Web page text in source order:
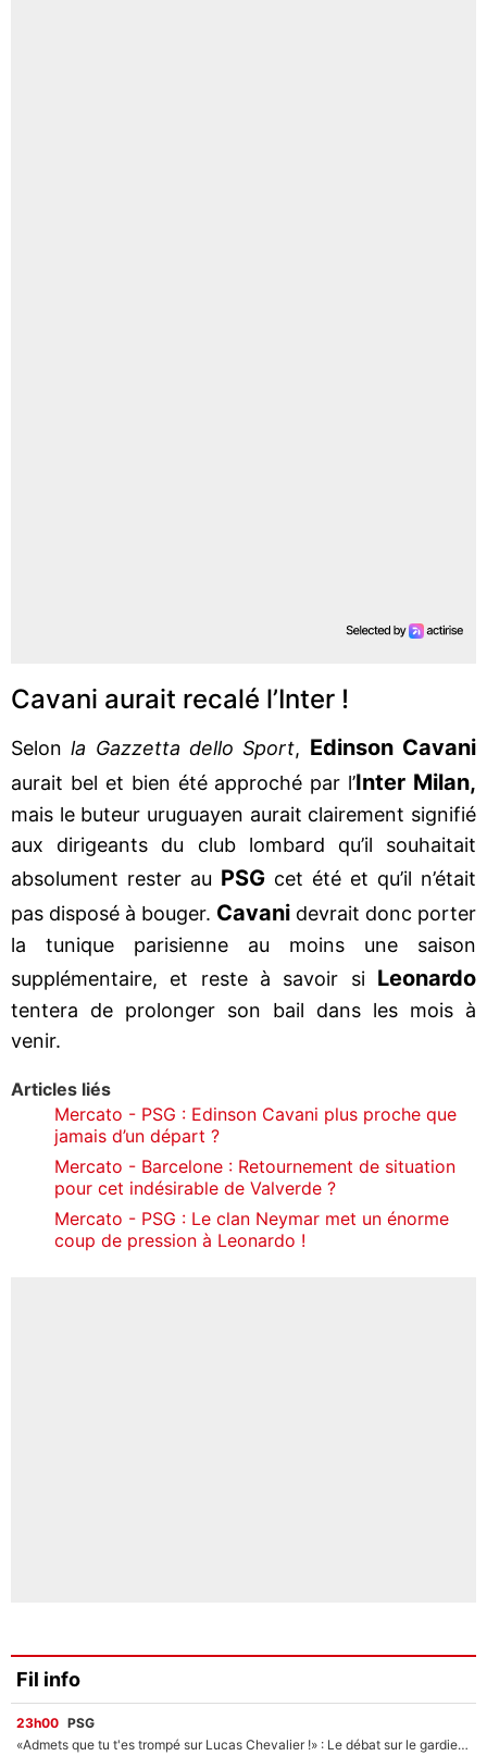
Cavani aurait recalé l’Inter !
Selonla Gazzetta dello Sport, Edinson Cavani
aurait bel et bien été approché par l’Inter Milan,
mais le buteur uruguayen aurait clairement signifié
aux dirigeants du club lombard qu’il souhaitait
absolument rester au PSG cet été et qu’il n’était
pas disposé à bouger. Cavani devrait donc porter
la tunique parisienne au moins une saison
supplémentaire, et reste à savoir si Leonardo
tentera de prolonger son bail dans les mois à
venir.
Articles liés
Mercato - PSG : Edinson Cavani plus proche que
jamais d’un départ ?
Mercato - Barcelone : Retournement de situation
pour cet indésirable de Valverde ?
Mercato - PSG : Le clan Neymar met un énorme
coup de pression à Leonardo !
Fil info
23h00 PSG
«Admets que tu t'es trompé sur Lucas Chevalier !» : Le débat sur le gardien du PSG vire au clash à l'After Foot